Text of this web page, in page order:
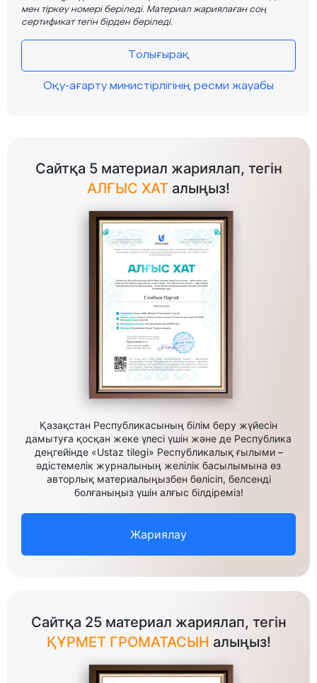
мен тіркеу номері беріледі. Материал жариялаған соң
сертификат тегін бірден беріледі.
Толығырақ
Оқу-ағарту министірлігінің ресми жауабы
Сайтқа 5 материал жариялап, тегін
АЛҒЫС ХАТ алыңыз!
Қазақстан Республикасының білім беру жүйесін
дамытуға қосқан жеке үлесі үшін және де Республика
деңгейінде «Ustaz tilegi» Республикалық ғылыми –
әдістемелік журналының желілік басылымына өз
авторлық материалыңызбен бөлісіп, белсенді
болғаныңыз үшін алғыс білдіреміз!
Жариялау
Сайтқа 25 материал жариялап, тегін
ҚҰРМЕТ ГРОМАТАСЫН алыңыз!